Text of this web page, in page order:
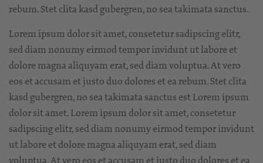
rebum. Stet clita kasd gubergren, no sea takimata sanctus.
Lorem ipsum dolor sit amet, consetetur sadipscing elitr,
sed diam nonumy eirmod tempor invidunt ut labore et
dolore magna aliquyam erat, sed diam voluptua. At vero
eos et accusam et justo duo dolores et ea rebum. Stet clita
kasd gubergren, no sea takimata sanctus est Lorem ipsum
dolor sit amet. Lorem ipsum dolor sit amet, consetetur
sadipscing elitr, sed diam nonumy eirmod tempor invidunt
ut labore et dolore magna aliquyam erat, sed diam
voluptua. At vero eos et accusam et justo duo dolores et ea